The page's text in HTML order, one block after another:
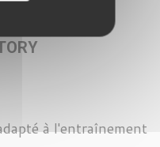
à l'entraînement